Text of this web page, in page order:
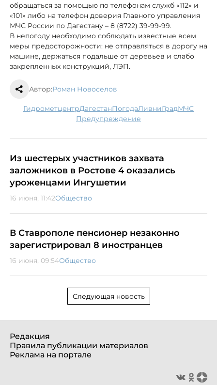
обращаться за помощью по телефонам служб «112» и
«101» либо на телефон доверия Главного управления
МЧС России по Дагестану – 8 (8722) 39-99-99.
В непогоду необходимо соблюдать известные всем
меры предосторожности: не отправляться в дорогу на
машине, держаться подальше от деревьев и слабо
закрепленных конструкций, ЛЭП.
Автор:Роман Новоселов
гидрометцентр Дагестан погода ливни град
МЧС
предупреждение
Из шестерых участников захвата
заложников в Ростове 4 оказались
уроженцами Ингушетии
16 июня, 11:42Общество
В Ставрополе пенсионер незаконно
зарегистрировал 8 иностранцев
16 июня, 09:54Общество
Следующая новость
Редакция
Правила публикации материалов
Реклама на портале